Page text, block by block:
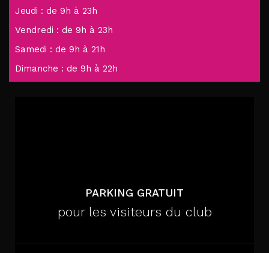
Jeudi : de 9h à 23h
Vendredi : de 9h à 23h
Samedi : de 9h à 21h
Dimanche : de 9h à 22h
PARKING GRATUIT
pour les visiteurs du club